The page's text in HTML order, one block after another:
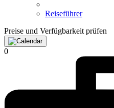
Reiseführer
Preise und Verfügbarkeit prüfen
0